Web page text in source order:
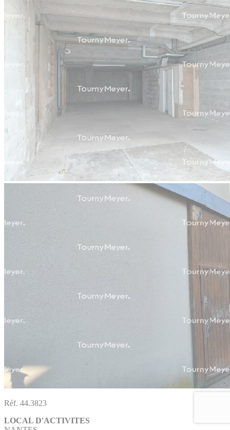
Réf. 44.3823
LOCAL D'ACTIVITES